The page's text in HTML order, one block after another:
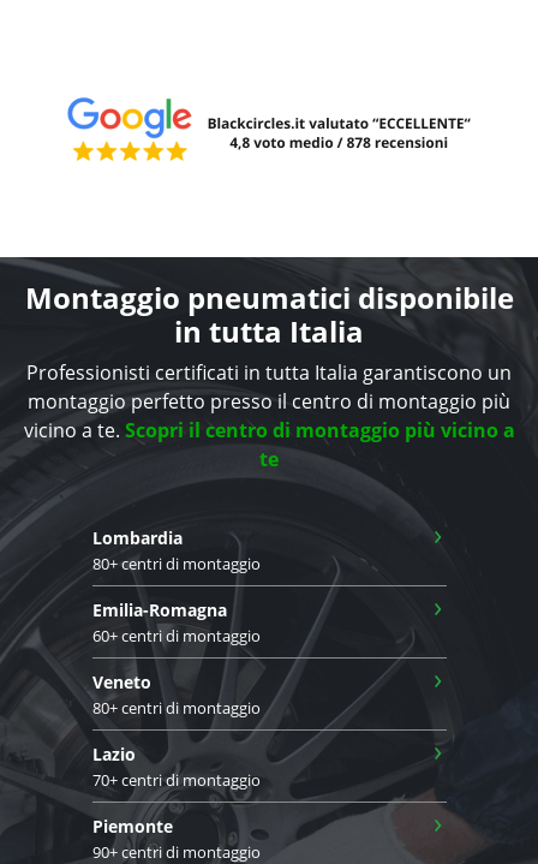
Montaggio pneumatici disponibile
in tutta Italia
Professionisti certificati in tutta Italia garantiscono un
montaggio perfetto presso il centro di montaggio più
vicino a te. Scopri il centro di montaggio più vicino a
te
Lombardia
80+ centri di montaggio
›
Emilia-Romagna
60+ centri di montaggio
›
Veneto
80+ centri di montaggio
›
Lazio
70+ centri di montaggio
›
Piemonte
90+ centri di montaggio
›